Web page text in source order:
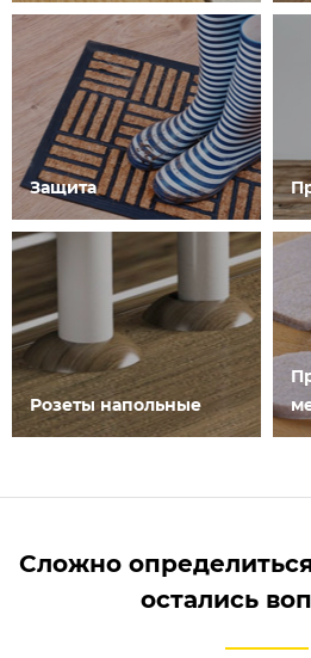
Защита
Розеты напольные
Сложно
остались